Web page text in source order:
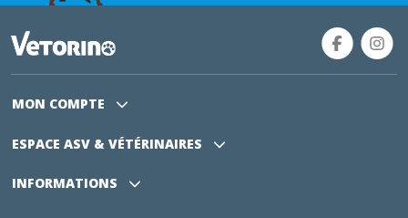
MON COMPTE
ESPACE ASV & VÉTÉRINAIRES
INFORMATIONS